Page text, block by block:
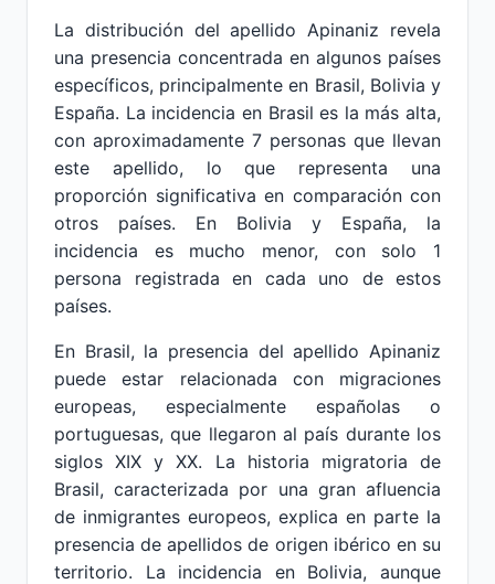
La distribución del apellido Apinaniz revela
una presencia concentrada en algunos países
específicos, principalmente en Brasil, Bolivia y
España. La incidencia en Brasil es la más alta,
con aproximadamente 7 personas que llevan
este apellido, lo que representa una
proporción significativa en comparación con
otros países. En Bolivia y España, la
incidencia es mucho menor, con solo 1
persona registrada en cada uno de estos
países.
En Brasil, la presencia del apellido Apinaniz
puede estar relacionada con migraciones
europeas, especialmente españolas o
portuguesas, que llegaron al país durante los
siglos XIX y XX. La historia migratoria de
Brasil, caracterizada por una gran afluencia
de inmigrantes europeos, explica en parte la
presencia de apellidos de origen ibérico en su
territorio. La incidencia en Bolivia, aunque